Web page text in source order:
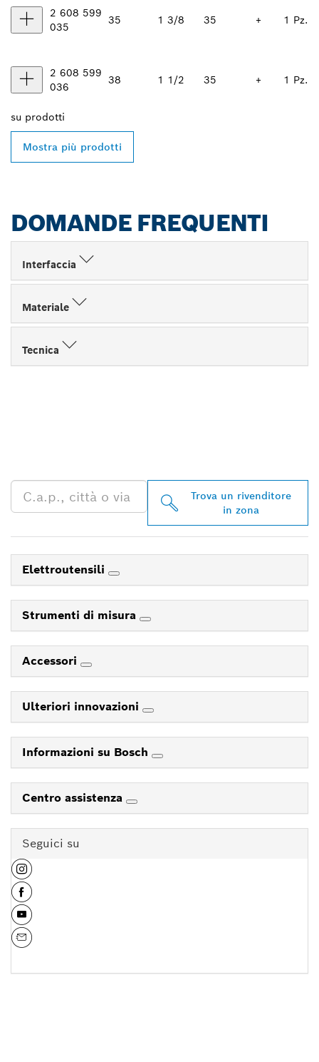
2 608 599
035
35 1 3/8 35 + 1 Pz.
2 608 599
036
38 1 1/2 35 + 1 Pz.
su prodotti
Mostra più prodotti
DOMANDE FREQUENTI
Interfaccia
Materiale
Tecnica
Trova un rivenditore
in zona
Elettroutensili
Strumenti di misura
Accessori
Ulteriori innovazioni
Informazioni su Bosch
Centro assistenza
Seguici su